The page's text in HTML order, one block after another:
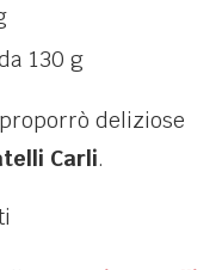
130 g
deliziose
Carli.